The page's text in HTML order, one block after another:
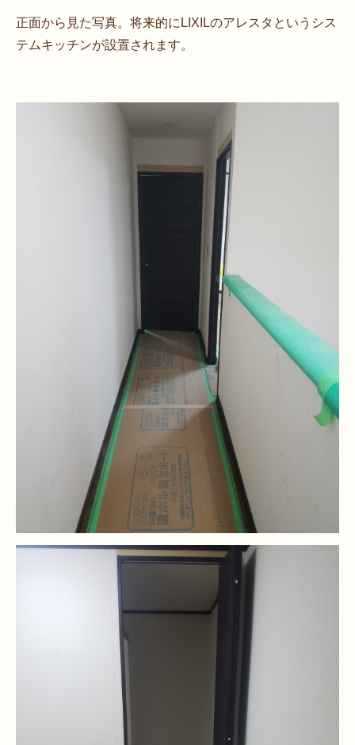
正面から見た写真。将来的にLIXILのアレスタというシス
テムキッチンが設置されます。